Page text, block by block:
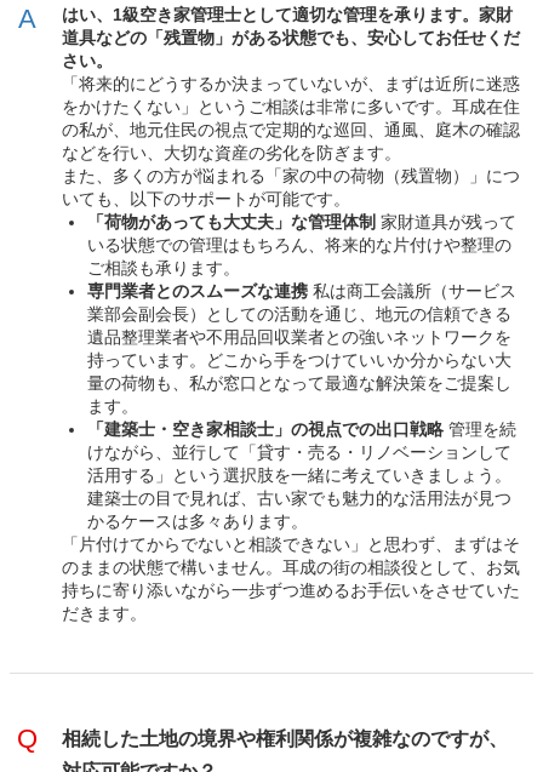
はい、1級空き家管理士として適切な管理を承ります。家財
道具などの「残置物」がある状態でも、安心してお任せくだ
さい。
「将来的にどうするか決まっていないが、まずは近所に迷惑
をかけたくない」というご相談は非常に多いです。耳成在住
の私が、地元住民の視点で定期的な巡回、通風、庭木の確認
などを行い、大切な資産の劣化を防ぎます。
また、多くの方が悩まれる「家の中の荷物（残置物）」につ
いても、以下のサポートが可能です。
「荷物があっても大丈夫」な管理体制 家財道具が残って
いる状態での管理はもちろん、将来的な片付けや整理の
ご相談も承ります。
専門業者とのスムーズな連携私は商工会議所（サービス
業部会副会長）としての活動を通じ、地元の信頼できる
遺品整理業者や不用品回収業者との強いネットワークを
持っています。どこから手をつけていいか分からない大
量の荷物も、私が窓口となって最適な解決策をご提案し
ます。
「建築士・空き家相談士」の視点での出口戦略管理を続
けながら、並行して「貸す・売る・リノベーションして
活用する」という選択肢を一緒に考えていきましょう。
建築士の目で見れば、古い家でも魅力的な活用法が見つ
かるケースは多々あります。
「片付けてからでないと相談できない」と思わず、まずはそ
のままの状態で構いません。耳成の街の相談役として、お気
持ちに寄り添いながら一歩ずつ進めるお手伝いをさせていた
だきます。
相続した土地の境界や権利関係が複雑なのですが、